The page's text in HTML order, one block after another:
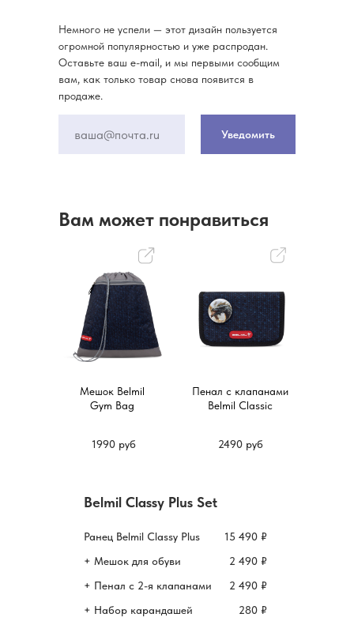
Немного не успели — этот дизайн пользуется
огромной популярностью и уже распродан.
Оставьте ваш e-mail, и мы первыми сообщим
вам, как только товар снова появится в
продаже.
Уведомить
Мешок Belmil
Gym Bag
Пенал с клапанами
Belmil Classic
1990 руб 2490 руб
Вам может понравиться
Ранец Belmil Classy Plus
Belmil Classy Plus Set
15 490 ₽
+ Мешок для обуви
2 490 ₽
+ Пенал с 2-я клапанами
2 490 ₽
+ Набор карандашей
280 ₽